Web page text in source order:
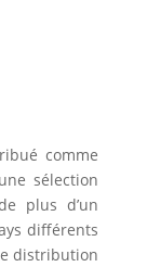
comme
sélection
plus d’un
différents
distribution